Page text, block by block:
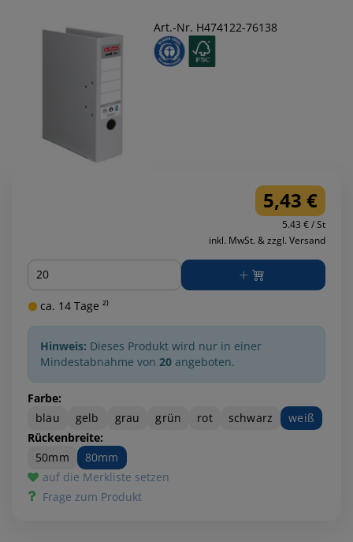
Art.-Nr. H474122-76138
5,43 €
5.43 € / St
inkl. MwSt. & zzgl. Versand
Menge
ca. 14 Tage ²⁾
Hinweis: Dieses Produkt wird nur in einer
Mindestabnahme von 20 angeboten.
Farbe:
blau
gelb grau grün rot schwarz
weiß
Rückenbreite:
50mm
80mm
auf die Merkliste setzen
Frage zum Produkt